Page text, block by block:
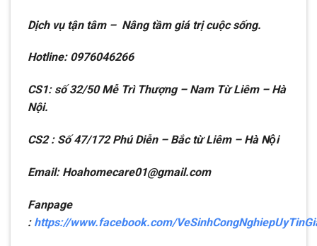
Dịch vụtận tâm – Nâng tầm giátrịcuộc sống.
Hotline: 0976046266
CS1: số32/50 MễTrìThượng –Nam TừLiêm –Hà
Nội.
CS2 : Số 47/172 Phú Diễn –Bắc từ Liêm –Hà Nội
Email: Hoahomecare01@gmail.com
Fanpage
:https://www.facebook.com/